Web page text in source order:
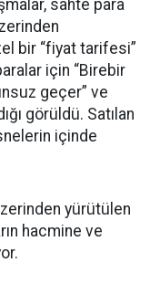
sahte para
bir “fiyat tarifesi”
için “Birebir
geçer” ve
görüldü. Satılan
içinde
yürütülen
hacmine ve